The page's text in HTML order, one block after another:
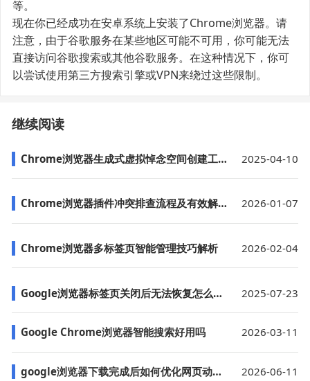
等。
现在你已经成功在安卓系统上安装了Chrome浏览器。请
注意，由于谷歌服务在某些地区可能不可用，你可能无法
直接访问谷歌搜索或其他谷歌服务。在这种情况下，你可
以尝试使用第三方搜索引擎或VPN来绕过这些限制。
继续阅读
Chrome浏览器生成式虚拟悼念空间创建工具 2025-04-10
Chrome浏览器插件冲突排查流程及有效解决方案解析 2026-01-07
Chrome浏览器多标签页智能管理技巧解析 2026-02-04
Google浏览器标签页关闭后无法恢复怎么操作 2025-07-23
Google Chrome浏览器智能搜索好用吗 2026-03-11
google浏览器下载完成后如何优化网页动画加载顺序 2026-06-11